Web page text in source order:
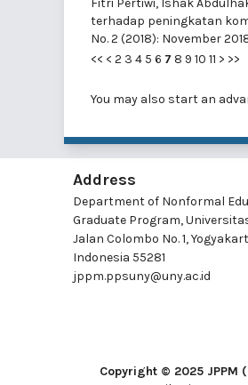
Fitri Pertiwi, Ishak
terhadap peningkatan
No. 2 (2018): November
<< < 2 3 4 5 6 7 8 9 10 11 > >>
You may also start an
Address
Department of Nonformal
Graduate Program,
Jalan Colombo No. 1,
Indonesia 55281
jppm.ppsuny@uny.ac.id
Copyright © 2025 JPPM